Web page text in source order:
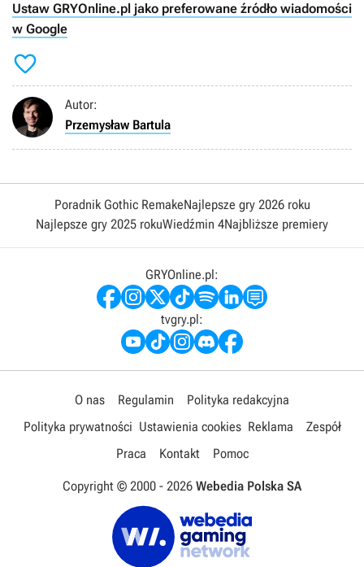
Ustaw GRYOnline.pl jako preferowane źródło wiadomości
w Google

Autor:
Przemysław Bartula
Poradnik Gothic RemakeNajlepsze gry 2026 roku
Najlepsze gry 2025 rokuWiedźmin 4Najbliższe premiery
GRYOnline.pl:
tvgry.pl:
O nas Regulamin
Polityka redakcyjna
Polityka prywatności Ustawienia cookies Reklama
Zespół
Praca
Kontakt Pomoc
Copyright © 2000 - 2026 Webedia Polska SA